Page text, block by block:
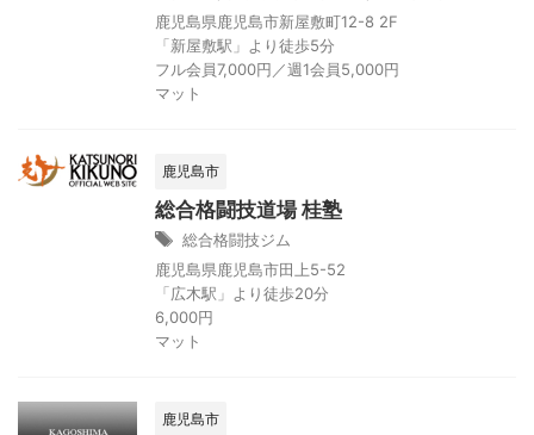
鹿児島県鹿児島市新屋敷町12-8 2F
「新屋敷駅」より徒歩5分
フル会員7,000円／週1会員5,000円
マット
鹿児島市
総合格闘技道場 桂塾
総合格闘技ジム
鹿児島県鹿児島市田上5-52
「広木駅」より徒歩20分
6,000円
マット
鹿児島市